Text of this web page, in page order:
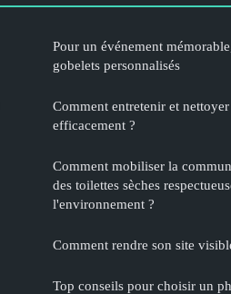
Pour un événement
gobelets personnalisés
Comment entretenir et
efficacement ?
Comment mobiliser la
des toilettes sèches
l'environnement ?
Comment rendre son site
Top conseils pour choisir un